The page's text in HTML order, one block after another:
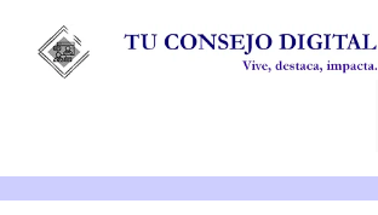
contenido